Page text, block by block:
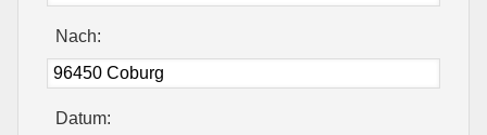
Nach:
Datum: